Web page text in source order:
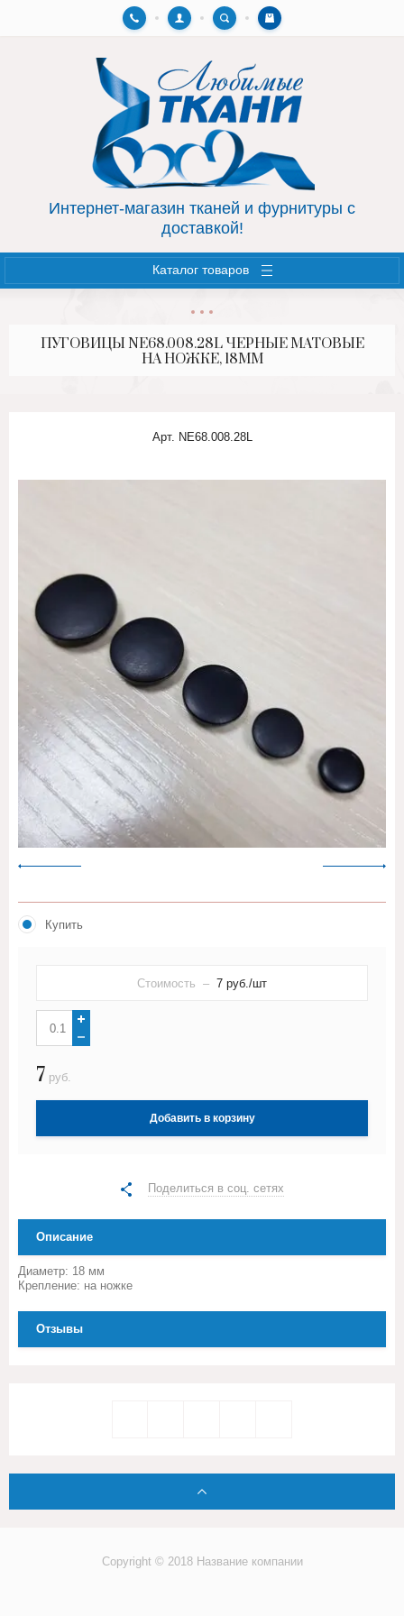
AIRTON.HOME
СУМКИ, КОСМЕТИЧКИ
Интернет-магазин тканей и фурнитуры с
доставкой!
Каталог товаров
ПУГОВИЦЫ NE68.008.28L ЧЕРНЫЕ МАТОВЫЕ
НА НОЖКЕ, 18ММ
Арт. NE68.008.28L
Купить
Стоимость – 7 руб./шт
7 руб.
Добавить в корзину
Поделиться в соц. сетях
Описание
Диаметр: 18 мм
Крепление: на ножке
Отзывы
Copyright © 2018 Название компании